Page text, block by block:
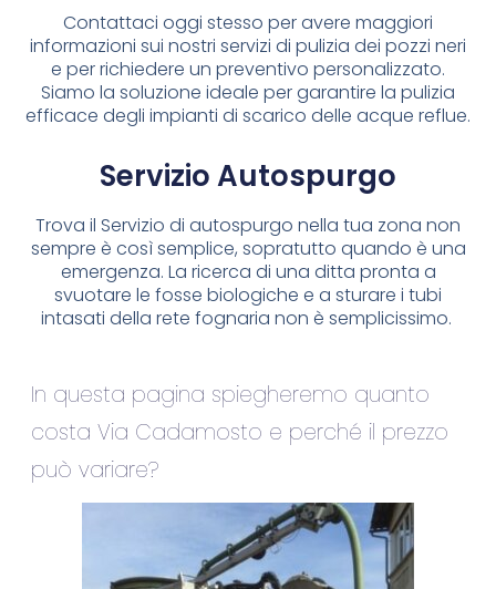
Contattaci oggi stesso per avere maggiori
informazioni sui nostri servizi di pulizia dei pozzi neri
e per richiedere un preventivo personalizzato.
Siamo la soluzione ideale per garantire la pulizia
efficace degli impianti di scarico delle acque reflue.
Servizio Autospurgo
Trova il Servizio di autospurgo nella tua zona non
sempre è così semplice, sopratutto quando è una
emergenza. La ricerca di una ditta pronta a
svuotare le fosse biologiche e a sturare i tubi
intasati della rete fognaria non è semplicissimo.
In questa pagina spiegheremo quanto
costa Via Cadamosto e perché il prezzo
può variare?